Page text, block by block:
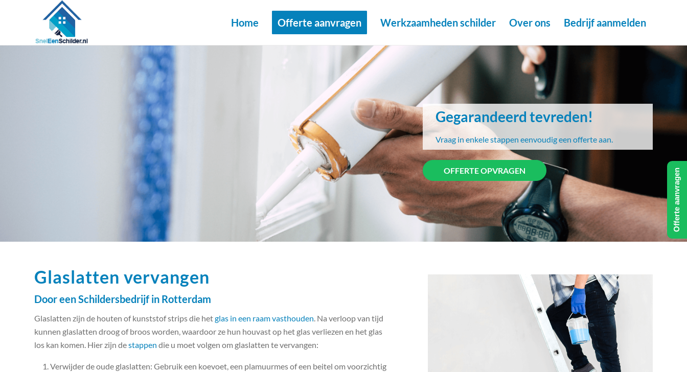
Home Offerte aanvragen Werkzaamheden schilder Over ons Bedrijf aanmelden
Gegarandeerd tevreden!
Vraag in enkele stappen eenvoudig een offerte aan.
OFFERTE OPVRAGEN
Glaslatten vervangen
Door een Schildersbedrijf in Rotterdam
Glaslatten zijn de houten of kunststof strips die hetglas in een raam vasthouden . Na verloop van tijd
kunnen glaslatten droog of broos worden, waardoor ze hun houvast op het glas verliezen en het glas
los kan komen. Hier zijn destappen die u moet volgen om glaslatten te vervangen:
Verwijder de oude glaslatten: Gebruik een koevoet, een plamuurmes of een beitel om voorzichtig
Offerte aanvragen